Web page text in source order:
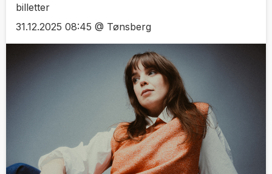
billetter
31.12.2025 08:45 @ Tønsberg